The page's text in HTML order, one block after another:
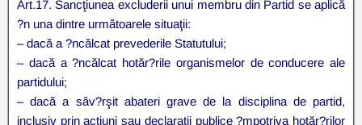
Art.17. Sancţiunea excluderii unui membru din Partid se aplică
?n una dintre următoarele situaţii:
– dacă a ?ncălcat prevederile Statutului;
– dacă a ?ncălcat hotăr?rile organismelor de conducere ale
partidului;
– dacă a săv?rşit abateri grave de la disciplina de partid,
inclusiv prin acţiuni sau declaraţii publice ?mpotriva hotăr?rilor